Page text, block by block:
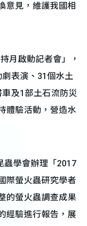
意見，維護我國相
月啟動記者會」，
表演、31個水土
及1部土石流防災
體驗活動，營造水
蟲學會辦理「2017
際螢火蟲研究學者
的螢火蟲調查成果
經驗進行報告，展